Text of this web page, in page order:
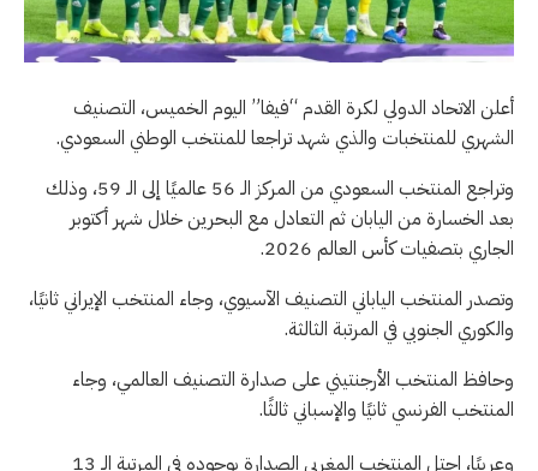
أعلن الاتحاد الدولي لكرة القدم “فيفا” اليوم الخميس، التصنيف
الشهري للمنتخبات والذي شهد تراجعا للمنتخب الوطني السعودي.
وتراجع المنتخب السعودي من المركز الـ 56 عالميًا إلى الـ 59، وذلك
بعد الخسارة من اليابان ثم التعادل مع البحرين خلال شهر أكتوبر
الجاري بتصفيات كأس العالم 2026.
وتصدر المنتخب الياباني التصنيف الآسيوي، وجاء المنتخب الإيراني ثانيًا،
والكوري الجنوبي في المرتبة الثالثة.
وحافظ المنتخب الأرجنتيني على صدارة التصنيف العالمي، وجاء
المنتخب الفرنسي ثانيًا والإسباني ثالثًا.
وعربيًا، احتل المنتخب المغربي الصدارة بوجوده في المرتبة الـ 13